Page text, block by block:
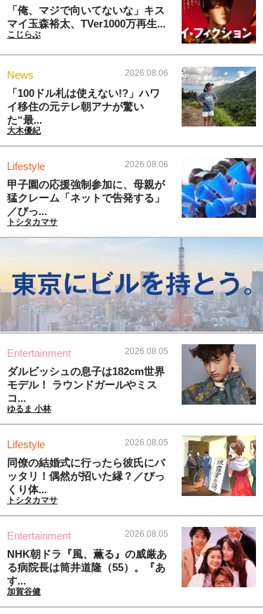
「俺、マジで向いてないな」キス
マイ玉森裕太、TVer1000万再生...
こじらぶ
News 2026.08.06
「100ドル札は使えない!?」ハワ
イ移住の元テレ朝アナが驚い
た“最...
大木優紀
Lifestyle 2026.08.06
甲子園の応援強制参加に、母親が
猛クレーム「ネットで告発する」
／びっ...
トシタカマサ
Entertainment 2026.08.05
ダルビッシュの息子は182cm世界
モデル！ ラウンドガールやミス
コ...
ゆるま 小林
Lifestyle 2026.08.05
同僚の結婚式に行ったら彼氏にバ
ッタリ！偶然が招いた縁？／びっ
くり体...
トシタカマサ
Entertainment 2026.08.05
NHK朝ドラ『風、薫る』の威厳あ
る病院長は筒井道隆（55）。『あ
す...
加賀谷健